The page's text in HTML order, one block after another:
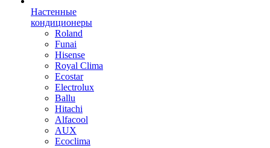
Настенные
кондиционеры
Roland
Funai
Hisense
Royal Clima
Ecostar
Electrolux
Ballu
Hitachi
Alfacool
AUX
Ecoclima